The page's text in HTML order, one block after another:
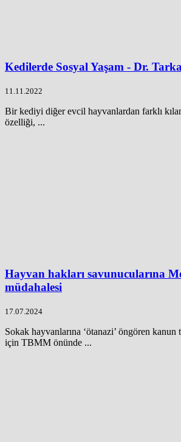
Kedilerde Sosyal Yaşam - Dr.
11.11.2022
Bir kediyi diğer evcil hayvanlardan farklı
özelliği, ...
Hayvan hakları savunucularına
müdahalesi
17.07.2024
Sokak hayvanlarına ‘ötanazi’ öngören
için TBMM önünde ...